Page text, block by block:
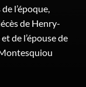
l’époque,
de Henry-
de l’épouse de